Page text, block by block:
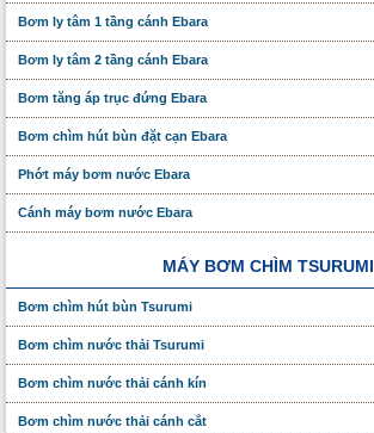
Bơm ly tâm 1 tầng cánh Ebara
Bơm ly tâm 2 tầng cánh Ebara
Bơm tăng áp trục đứng Ebara
Bơm chìm hút bùn đặt cạn Ebara
Phớt máy bơm nước Ebara
Cánh máy bơm nước Ebara
MÁY BƠM CHÌM TSURUMI
Bơm chìm hút bùn Tsurumi
Bơm chìm nước thải Tsurumi
Bơm chìm nước thải cánh kín
Bơm chìm nước thải cánh cắt